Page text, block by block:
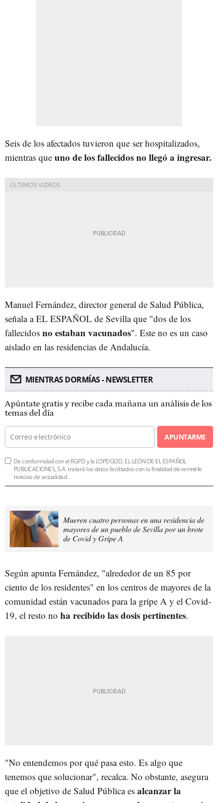
Seis de los afectados tuvieron que ser hospitalizados,
mientras que uno de los fallecidos no llegó a ingresar.
Manuel Fernández, director general de Salud Pública,
señala a EL ESPAÑOL de Sevilla que "dos de los
fallecidos no estaban vacunados". Este no es un caso
aislado en las residencias de Andalucía.
MIENTRAS DORMÍAS - NEWSLETTER
Apúntate gratis y recibe cada mañana un análisis de los
temas del día
APUNTARME
De conformidad con el RGPD y la LOPDGDD, EL LEÓN DE EL ESPAÑOL
PUBLICACIONES, S.A. tratará los datos facilitados con la finalidad de remitirle
noticias de actualidad.
Mueren cuatro personas en una residencia de
mayores de un pueblo de Sevilla por un brote
de Covid y Gripe A
Según apunta Fernández, "alrededor de un 85 por
ciento de los residentes" en los centros de mayores de la
comunidad están vacunados para la gripe A y el Covid-
19, el resto no ha recibido las dosis pertinentes.
"No entendemos por qué pasa esto. Es algo que
tenemos que solucionar", recalca. No obstante, asegura
que el objetivo de Salud Pública es alcanzar la